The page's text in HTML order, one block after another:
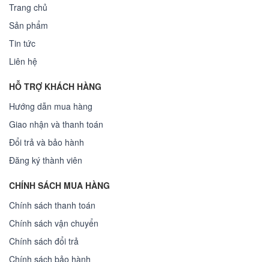
Trang chủ
Sản phẩm
Tin tức
Liên hệ
HỖ TRỢ KHÁCH HÀNG
Hướng dẫn mua hàng
Giao nhận và thanh toán
Đổi trả và bảo hành
Đăng ký thành viên
CHÍNH SÁCH MUA HÀNG
Chính sách thanh toán
Chính sách vận chuyển
Chính sách đổi trả
Chính sách bảo hành